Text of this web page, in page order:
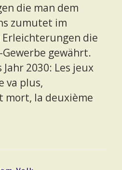
die man dem
zumutet im
die
Gewerbe gewährt.
2030: Les jeux
va plus,
mort, la deuxième